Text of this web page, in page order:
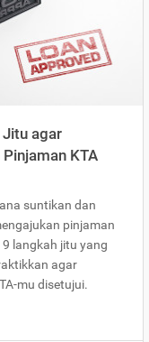
agar
KTA
suntikan dan
pinjaman
9 langkah jitu yang
agar
mu disetujui.